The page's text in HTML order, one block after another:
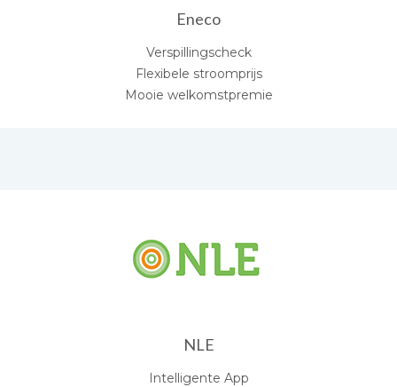
Eneco
Verspillingscheck
Flexibele stroomprijs
Mooie welkomstpremie
NLE
Intelligente App